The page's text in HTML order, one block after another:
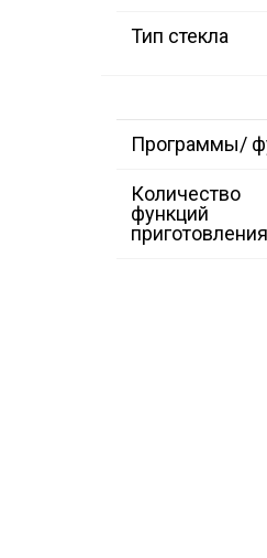
Тип стекла
Программы/
Количество
функций
приготовления